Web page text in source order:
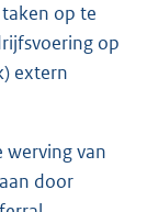
op te
op
extern
werving van
door